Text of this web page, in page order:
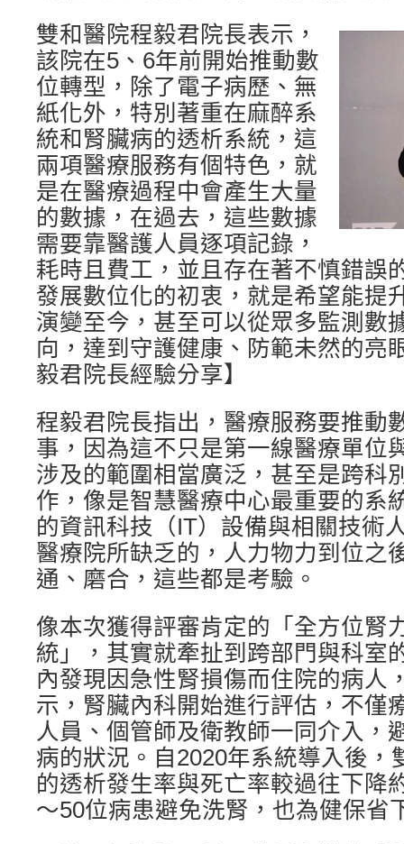
雙和醫院程毅君院長表示，
該院在5、6年前開始推動數
位轉型，除了電子病歷、無
紙化外，特別著重在麻醉系
統和腎臟病的透析系統，這
兩項醫療服務有個特色，就
是在醫療過程中會產生大量
的數據，在過去，這些數據
需要靠醫護人員逐項記錄，
耗時且費工，並且存在著不慎錯誤
發展數位化的初衷，就是希望能提
演變至今，甚至可以從眾多監測數
向，達到守護健康、防範未然的亮
毅君院長經驗分享】
程毅君院長指出，醫療服務要推動
事，因為這不只是第一線醫療單位
涉及的範圍相當廣泛，甚至是跨科
作，像是智慧醫療中心最重要的系
的資訊科技（IT）設備與相關技術
醫療院所缺乏的，人力物力到位之
通、磨合，這些都是考驗。
像本次獲得評審肯定的「全方位腎
統」，其實就牽扯到跨部門與科室
內發現因急性腎損傷而住院的病人
示，腎臟內科開始進行評估，不僅
人員、個管師及衛教師一同介入，
病的狀況。自2020年系統導入後，
的透析發生率與死亡率較過往下降
～50位病患避免洗腎，也為健保省